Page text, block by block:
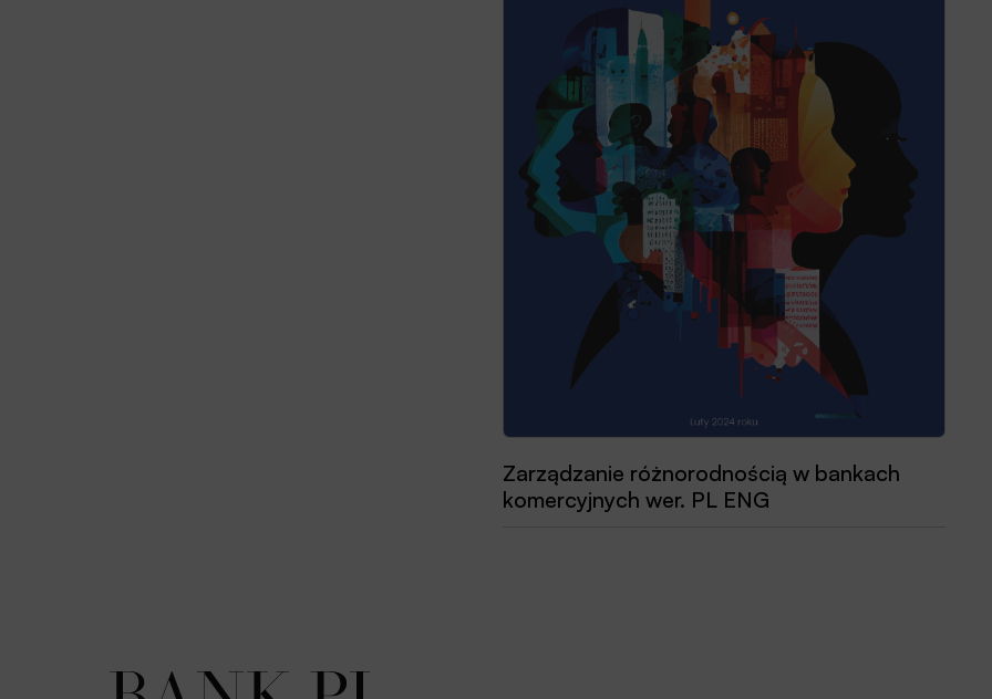
Zarządzanie różnorodnością w bankach
komercyjnych wer. PL ENG